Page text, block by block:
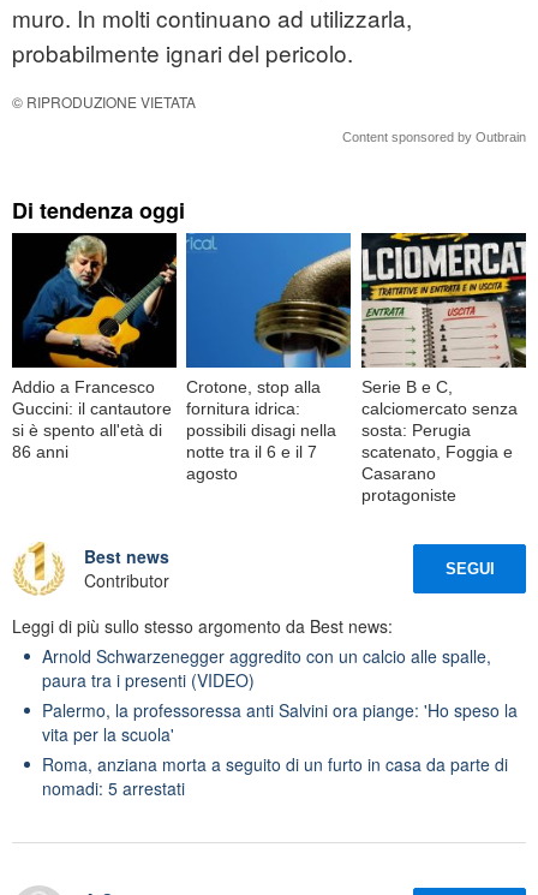
muro. In molti continuano ad utilizzarla,
probabilmente ignari del pericolo.
© RIPRODUZIONE VIETATA
Content sponsored by Outbrain
Di tendenza oggi
Addio a Francesco
Guccini: il cantautore
si è spento all'età di
86 anni
Crotone, stop alla
fornitura idrica:
possibili disagi nella
notte tra il 6 e il 7
agosto
Serie B e C,
calciomercato senza
sosta: Perugia
scatenato, Foggia e
Casarano
protagoniste
Best news
Contributor
SEGUI
Leggi di più sullo stesso argomento da Best news:
Arnold Schwarzenegger aggredito con un calcio alle spalle,
paura tra i presenti (VIDEO)
Palermo, la professoressa anti Salvini ora piange: 'Ho speso la
vita per la scuola'
Roma, anziana morta a seguito di un furto in casa da parte di
nomadi: 5 arrestati